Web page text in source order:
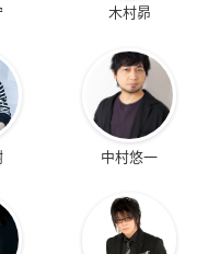
木村昴
中村悠一